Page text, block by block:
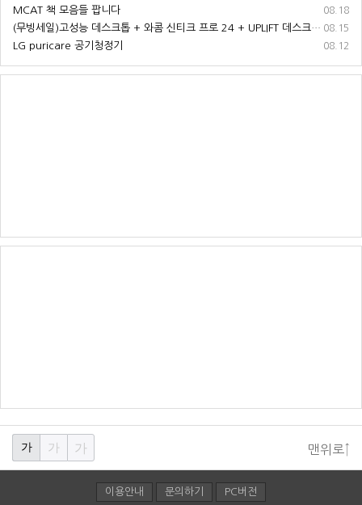
08.18
MCAT 책 모음들 팝니다
08.15
(무빙세일)고성능 데스크톱 + 와콤 신티크 프로 24 + UPLIFT 데스크 + 기타 부속품 전부 팝니다
08.12
LG puricare 공기청정기
맨위로↑
가 가 가
이용안내 문의하기 PC버전